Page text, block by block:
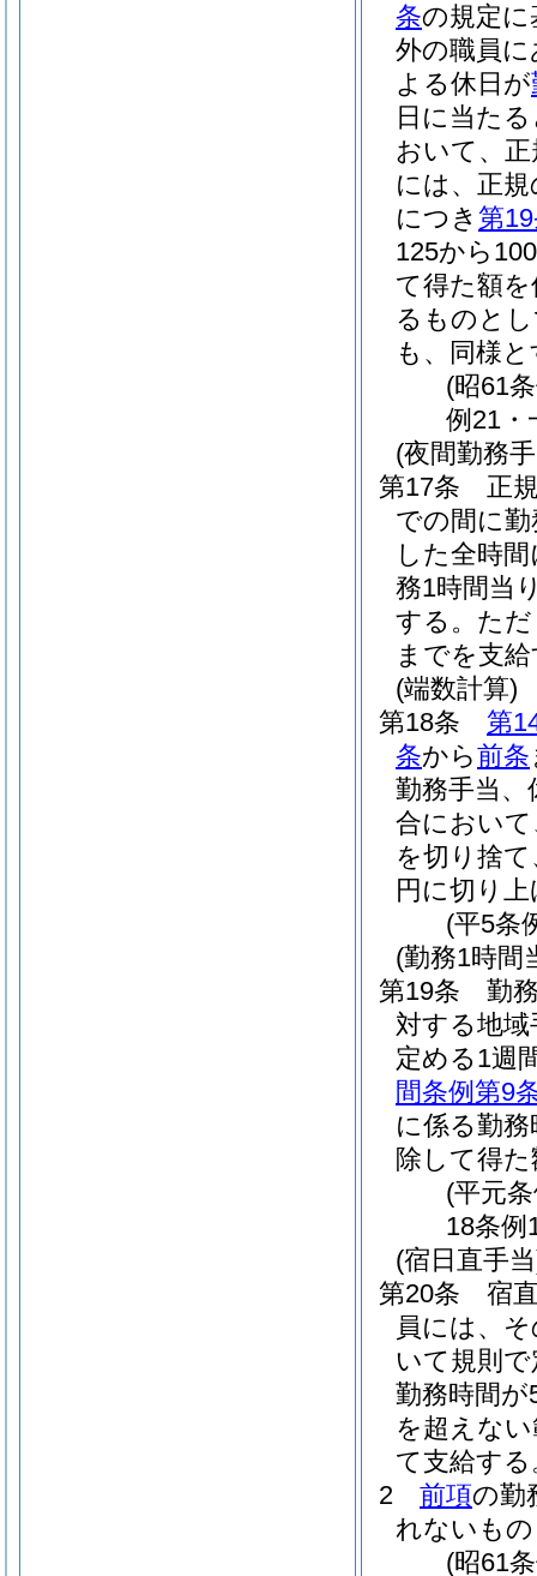
条の規定
外の職員
よる休日が
日に当た
おいて、
には、正
につき 第
125から
て得た額
るものと
も、同様
(昭61
例21・
(夜間勤務
第17条
正
での間に
した全時
務1時間当
する。 た
までを支
(端数計算)
第18条
第
条から前条
勤務手当、
合におい
を切り捨
円に切り
(平5条
(勤務1時間
第19条
勤
対する地
定める1週
間条例第9
に係る勤
除して得
(平元
18条例
(宿日直手
第20条
宿
員には、
いて規則
勤務時間が
を超えな
て支給する
2
前項の勤
れないも
(昭61